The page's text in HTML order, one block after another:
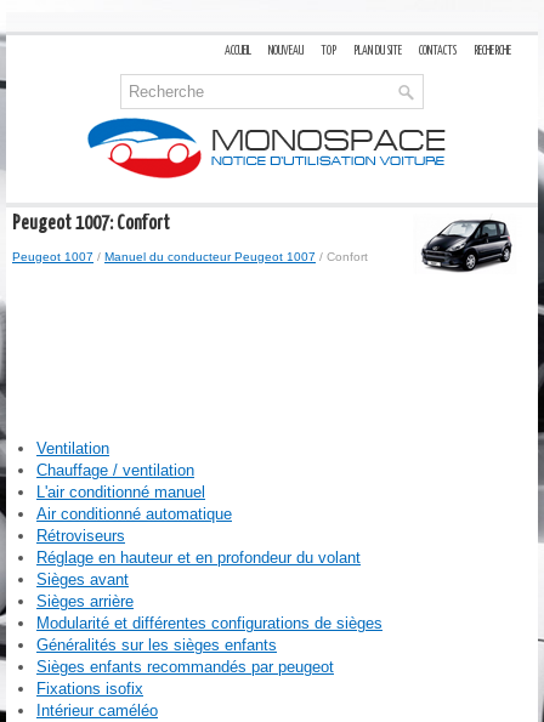
ACCUEIL NOUVEAU TOP PLAN DU SITE CONTACTS RECHERCHE
Peugeot 1007: Confort
Peugeot 1007 / Manuel du conducteur Peugeot 1007 / Confort
Ventilation
Chauffage / ventilation
L'air conditionné manuel
Air conditionné automatique
Rétroviseurs
Réglage en hauteur et en profondeur du volant
Sièges avant
Sièges arrière
Modularité et différentes configurations de sièges
Généralités sur les sièges enfants
Sièges enfants recommandés par peugeot
Fixations isofix
Intérieur caméléo